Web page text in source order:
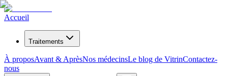
Accueil
Traitements
À proposAvant & AprèsNos médecinsLe blog de VitrinContactez-
nous